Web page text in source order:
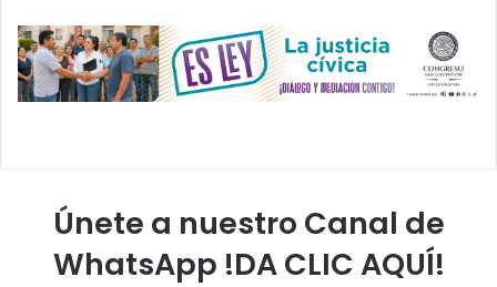
Únete a nuestro Canal de
WhatsApp !DA CLIC AQUÍ!